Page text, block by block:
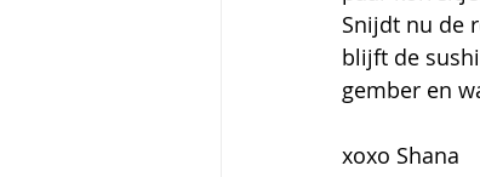
Snijdt nu de
blijft de
gember en
xoxo Shana